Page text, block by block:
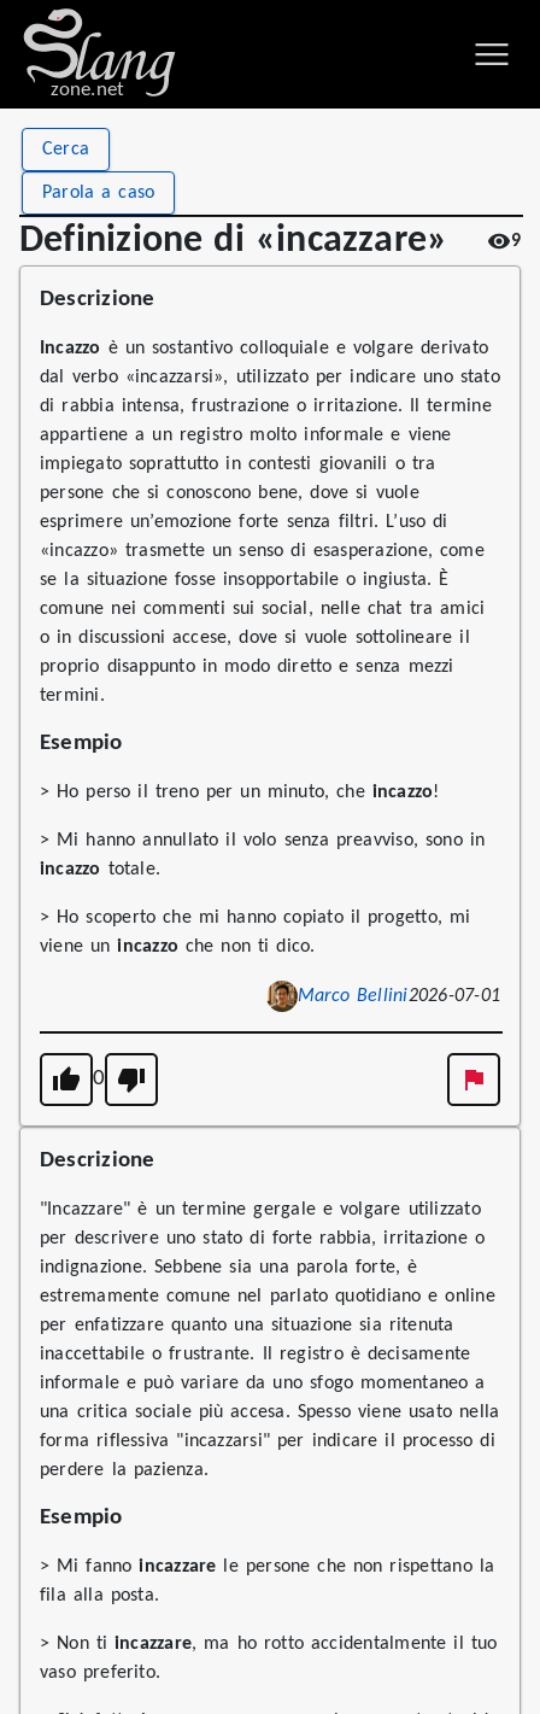
zone.net
Cerca
Parola a caso
Definizione di «incazzare» 9
Definizione di «incazzare»
Stat
Views
Definitions 2
Descrizione
Incazzo è un sostantivo colloquiale e volgare derivato
dal verbo «incazzarsi», utilizzato per indicare uno stato
di rabbia intensa, frustrazione o irritazione. Il termine
appartiene a un registro molto informale e viene
impiegato soprattutto in contesti giovanili o tra
persone che si conoscono bene, dove si vuole
esprimere un’emozione forte senza filtri. L’uso di
«incazzo» trasmette un senso di esasperazione, come
se la situazione fosse insopportabile o ingiusta. È
comune nei commenti sui social, nelle chat tra amici
o in discussioni accese, dove si vuole sottolineare il
proprio disappunto in modo diretto e senza mezzi
termini.
Esempio
> Ho perso il treno per un minuto, che incazzo!
> Mi hanno annullato il volo senza preavviso, sono in
incazzo totale.
> Ho scoperto che mi hanno copiato il progetto, mi
viene unincazzo che non ti dico.
Marco Bellini2026-07-01
0
Descrizione
"Incazzare" è un termine gergale e volgare utilizzato
per descrivere uno stato di forte rabbia, irritazione o
indignazione. Sebbene sia una parola forte, è
estremamente comune nel parlato quotidiano e online
per enfatizzare quanto una situazione sia ritenuta
inaccettabile o frustrante. Il registro è decisamente
informale e può variare da uno sfogo momentaneo a
una critica sociale più accesa. Spesso viene usato nella
forma riflessiva "incazzarsi" per indicare il processo di
perdere la pazienza.
Esempio
> Mi fannoincazzare le persone che non rispettano la
fila alla posta.
> Non ti incazzare, ma ho rotto accidentalmente il tuo
vaso preferito.